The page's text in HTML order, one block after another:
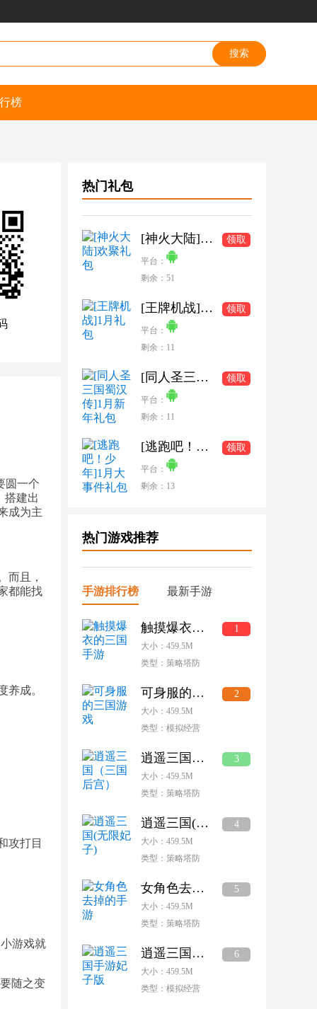
榜
圆一个
搭建出
成为主
而且，
都能找
养成。
攻打目
游戏就
随之变
热门礼包
[神火大陆]欢聚礼包 领取
平台：
剩余：51
[王牌机战]1月礼包 领取
平台：
剩余：11
[同人圣三国蜀汉传]1月新年礼包 领取
平台：
剩余：11
[逃跑吧！少年]1月大事件礼包 领取
平台：
剩余：13
热门游戏推荐
手游排行榜 最新手游
触摸爆衣的三国手游 1
大小：459.5M
类型：策略塔防
可身服的三国游戏 2
大小：459.5M
类型：模拟经营
逍遥三国（三国后宫） 3
大小：459.5M
类型：策略塔防
逍遥三国(无限妃子) 4
大小：459.5M
类型：策略塔防
女角色去掉的手游 5
大小：459.5M
类型：策略塔防
逍遥三国手游妃子版 6
大小：459.5M
类型：模拟经营